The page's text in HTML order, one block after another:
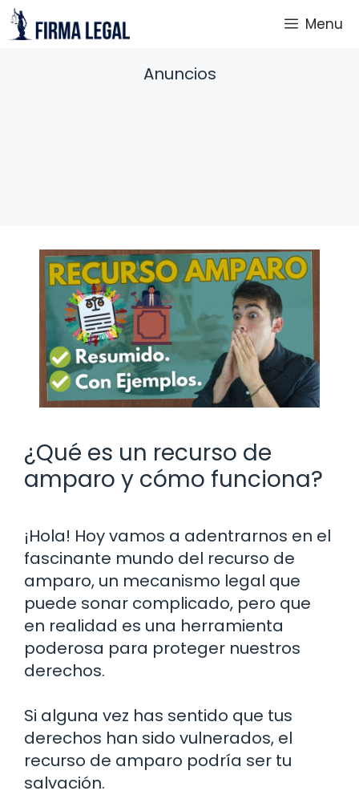
Saltar
al
Menu
Anuncios
¿Qué es un recurso de
amparo y cómo funciona?
¡Hola! Hoy vamos a adentrarnos en el
fascinante mundo del recurso de
amparo, un mecanismo legal que
puede sonar complicado, pero que
en realidad es una herramienta
poderosa para proteger nuestros
derechos.
Si alguna vez has sentido que tus
derechos han sido vulnerados, el
recurso de amparo podría ser tu
salvación.